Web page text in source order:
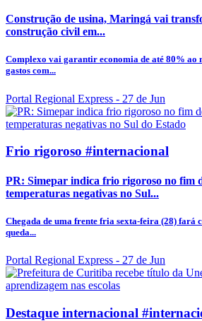
Construção de usina, Maringá vai
construção civil em...
Complexo vai garantir economia de até 80% ao
gastos com...
Portal Regional Express - 27 de Jun
Frio rigoroso #internacional
PR: Simepar indica frio rigoroso no fim
temperaturas negativas no Sul...
Chegada de uma frente fria sexta-feira (28) fará
queda...
Portal Regional Express - 27 de Jun
Destaque internacional